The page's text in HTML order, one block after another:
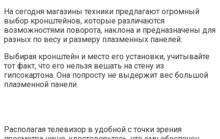
На сегодня магазины техники предлагают огромный
выбор кронштейнов, которые различаются
возможностями поворота, наклона и предназначены для
разных по весу и размеру плазменных панелей.
Выбирая кронштейн и место его установки, учитывайте
тот факт, что его нельзя вешать на стену из
гипсокартона. Она попросту не выдержит вес большой
плазменной панели.
Располагая телевизор в удобной с точки зрения